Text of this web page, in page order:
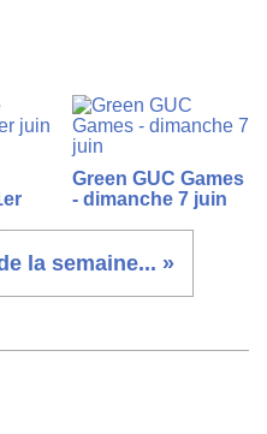
Green GUC Games
- dimanche 7 juin
la semaine... »